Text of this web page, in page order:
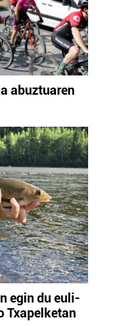
abuztuaren
egin du euli-
Txapelketan